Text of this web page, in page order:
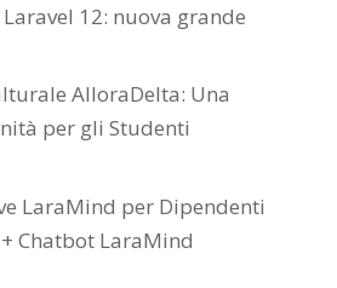
12: nuova grande
AlloraDelta: Una
per gli Studenti
LaraMind per Dipendenti
Chatbot LaraMind